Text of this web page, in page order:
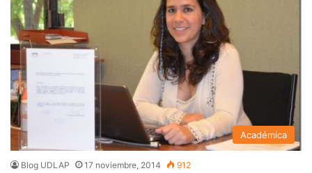
Académica
Blog UDLAP 17 noviembre, 2014 912